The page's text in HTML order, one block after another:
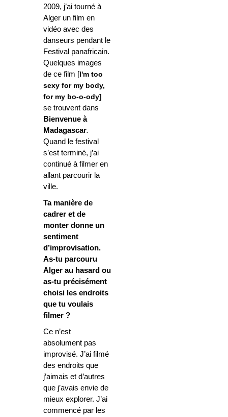
2009, j’ai tourné à
Alger un film en
vidéo avec des
danseurs pendant le
Festival panafricain.
Quelques images
de ce film [I'm too
sexy for my body,
for my bo-o-ody]
se trouvent dans
Bienvenue à
Madagascar.
Quand le festival
s’est terminé, j’ai
continué à filmer en
allant parcourir la
ville.
Ta manière de
cadrer et de
monter donne un
sentiment
d’improvisation.
As-tu parcouru
Alger au hasard ou
as-tu précisément
choisi les endroits
que tu voulais
filmer ?
Ce n’est
absolument pas
improvisé. J’ai filmé
des endroits que
j’aimais et d’autres
que j’avais envie de
mieux explorer. J’ai
commencé par les